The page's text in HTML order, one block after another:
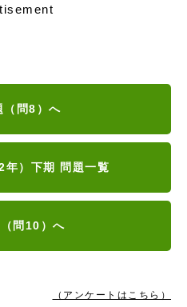
（問8）へ
年）下期 問題一覧
問10）へ
（アンケートはこちら）